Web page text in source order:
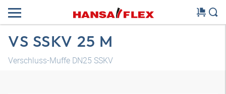
VS SSKV 25 M
Verschluss-Muffe DN25 SSKV